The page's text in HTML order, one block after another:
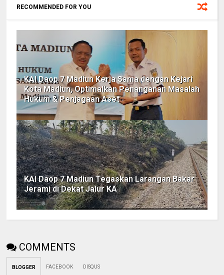
RECOMMENDED FOR YOU
KAI Daop 7 Madiun Kerja Sama dengan Kejari
Kota Madiun, Optimalkan Penanganan Masalah
Hukum & Penjagaan Aset
KAI Daop 7 Madiun Tegaskan Larangan Bakar
Jerami di Dekat Jalur KA
COMMENTS
BLOGGER FACEBOOK DISQUS